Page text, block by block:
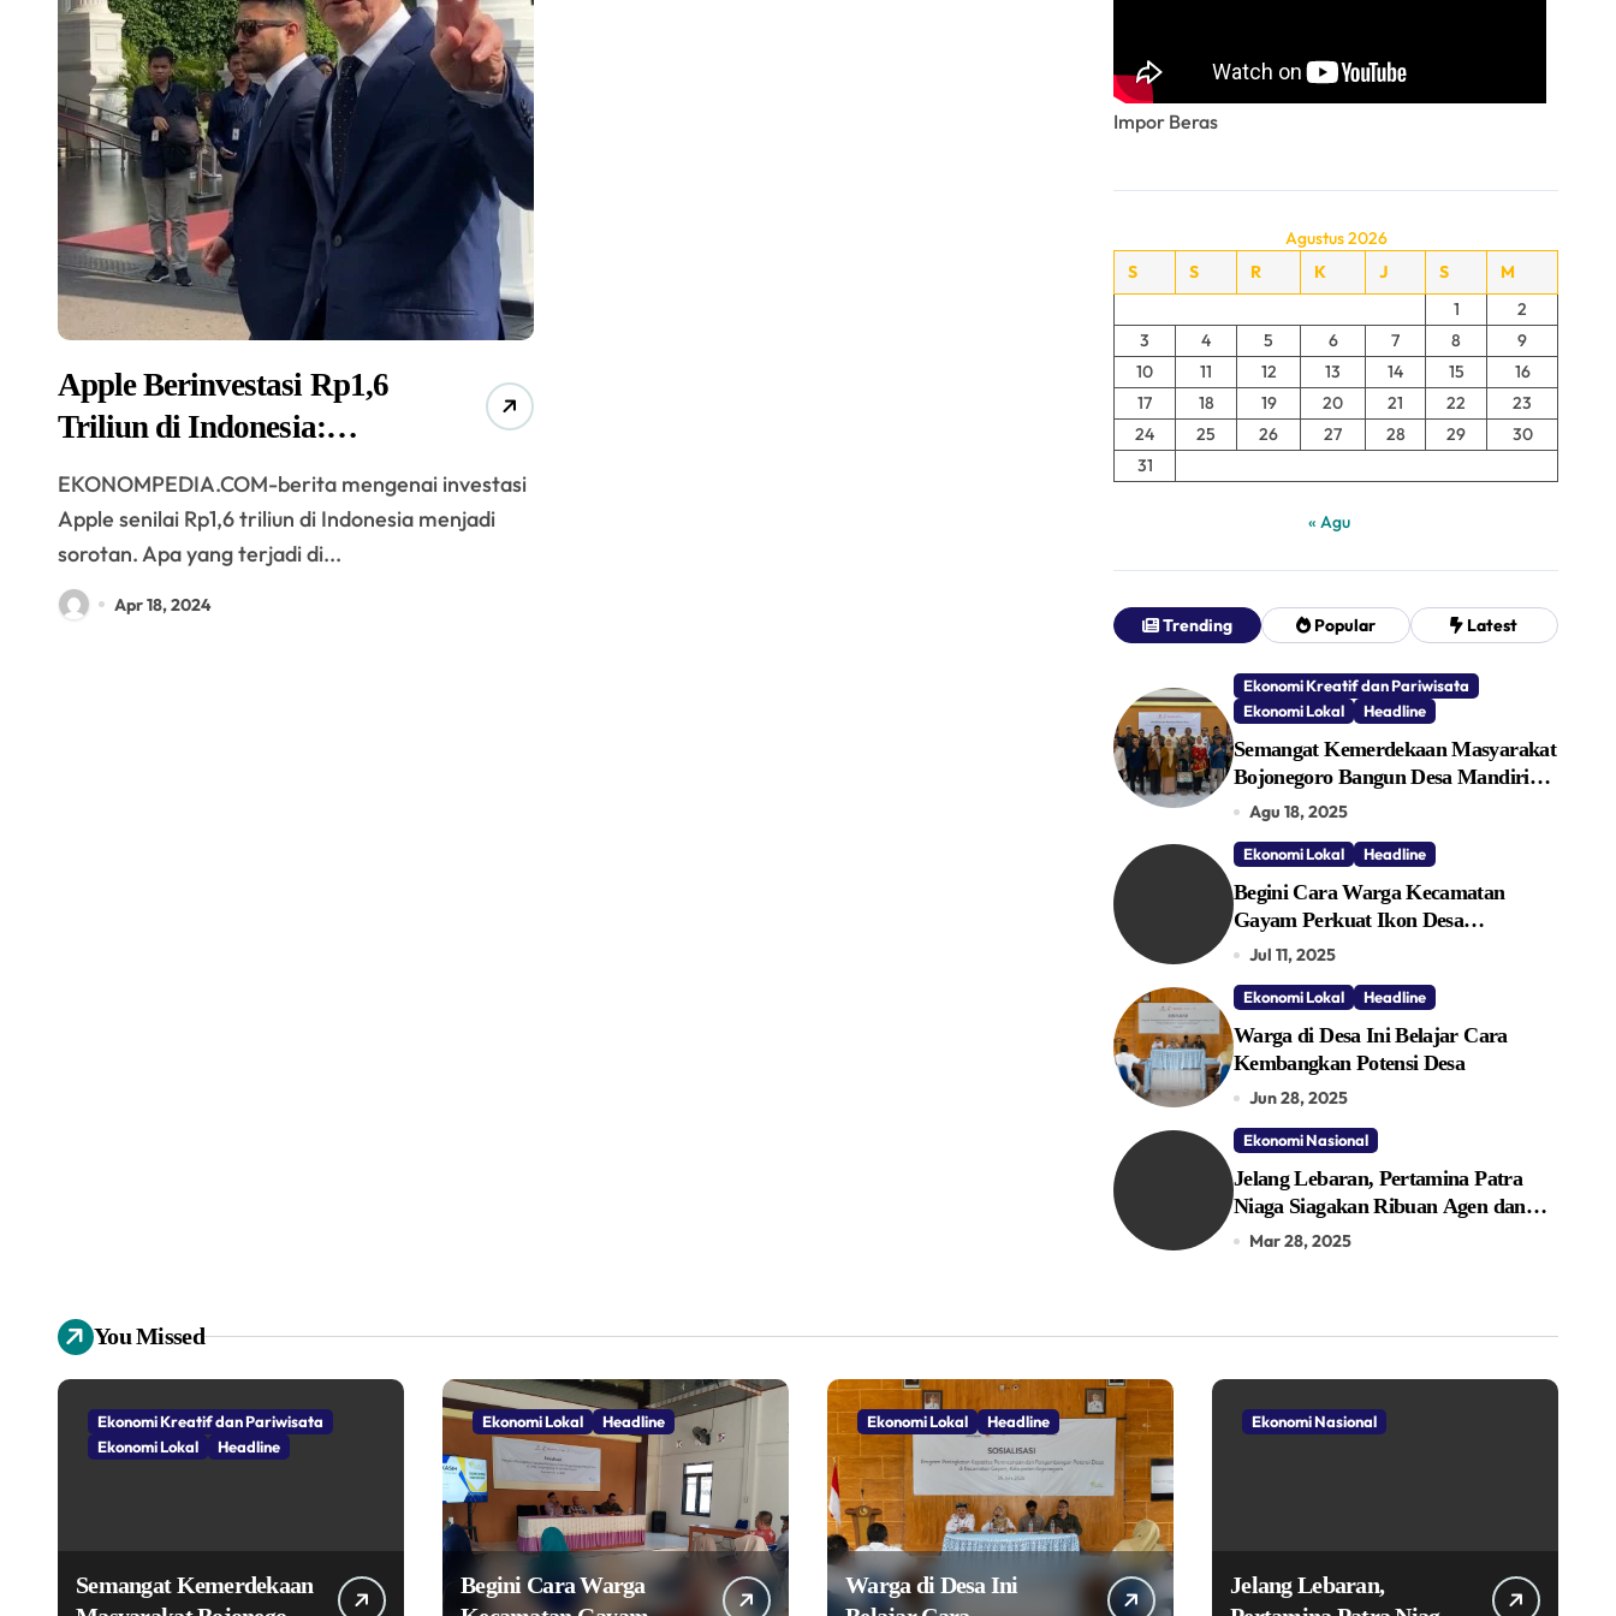
Apple Berinvestasi Rp1,6
Triliun di Indonesia:
Mendorong Inovasi dan
Pendidikan Teknologi
EKONOMPEDIA.COM-berita mengenai investasi
Apple senilai Rp1,6 triliun di Indonesia menjadi
sorotan. Apa yang terjadi di...
Apr 18, 2024
Impor Beras
Agustus 2026
S
S R K J S
M
1
2
3
4 5 6 7 8
9
10
11 12 13 14 15
16
17
18 19 20 21 22
23
24
25 26 27 28 29
30
31
« Agu
Trending Popular Latest
Ekonomi Kreatif dan Pariwisata
Ekonomi Lokal
Headline
Semangat Kemerdekaan Masyarakat
Bojonegoro Bangun Desa Mandiri
Ekonomi
Agu 18, 2025
Ekonomi Lokal Headline
Begini Cara Warga Kecamatan
Gayam Perkuat Ikon Desa
Penggerak Ekonomi Lokal Melalui
Jul 11, 2025
Ekonomi Lokal Headline
Warga di Desa Ini Belajar Cara
Kembangkan Potensi Desa
Jun 28, 2025
Ekonomi Nasional
Jelang Lebaran, Pertamina Patra
Niaga Siagakan Ribuan Agen dan
Pangkalan LPG 3 Kg
Mar 28, 2025
You Missed
Ekonomi Kreatif dan Pariwisata
Ekonomi Lokal
Headline
Semangat Kemerdekaan
Ekonomi Lokal Headline
Begini Cara Warga
Ekonomi Lokal Headline
Warga di Desa Ini
Ekonomi Nasional
Jelang Lebaran,